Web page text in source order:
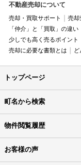
不動産売却について
売却・買取サポート 売却
「仲介」と「買取」の違い
少しでも高く売るポイント
売却に必要な書類とは
トップページ
町名から検索
物件閲覧履歴
お客様の声